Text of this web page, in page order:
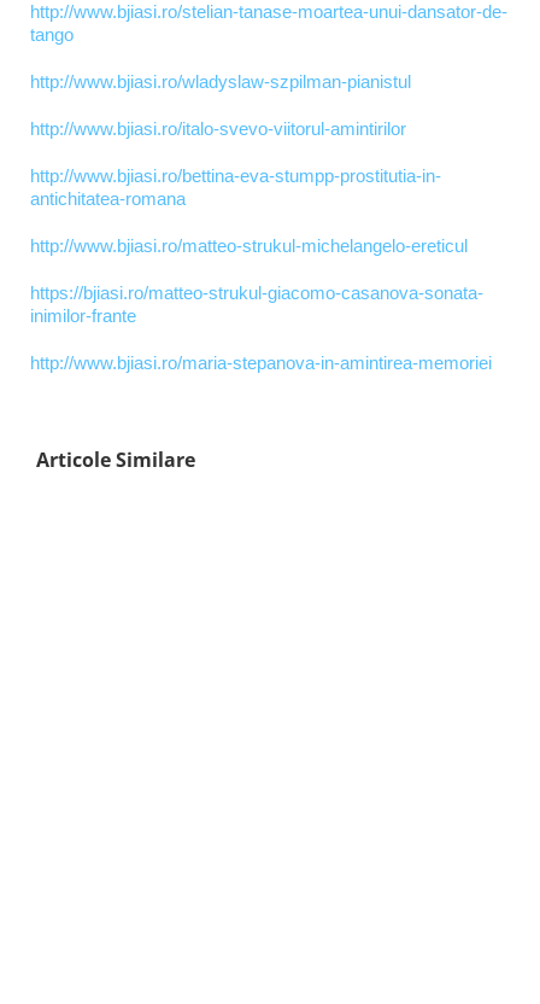
http://www.bjiasi.ro/stelian-tanase-moartea-unui-dansator-de-
tango
http://www.bjiasi.ro/wladyslaw-szpilman-pianistul
http://www.bjiasi.ro/italo-svevo-viitorul-amintirilor
http://www.bjiasi.ro/bettina-eva-stumpp-prostitutia-in-
antichitatea-romana
http://www.bjiasi.ro/matteo-strukul-michelangelo-ereticul
https://bjiasi.ro/matteo-strukul-giacomo-casanova-sonata-
inimilor-frante
http://www.bjiasi.ro/maria-stepanova-in-amintirea-memoriei
Articole Similare